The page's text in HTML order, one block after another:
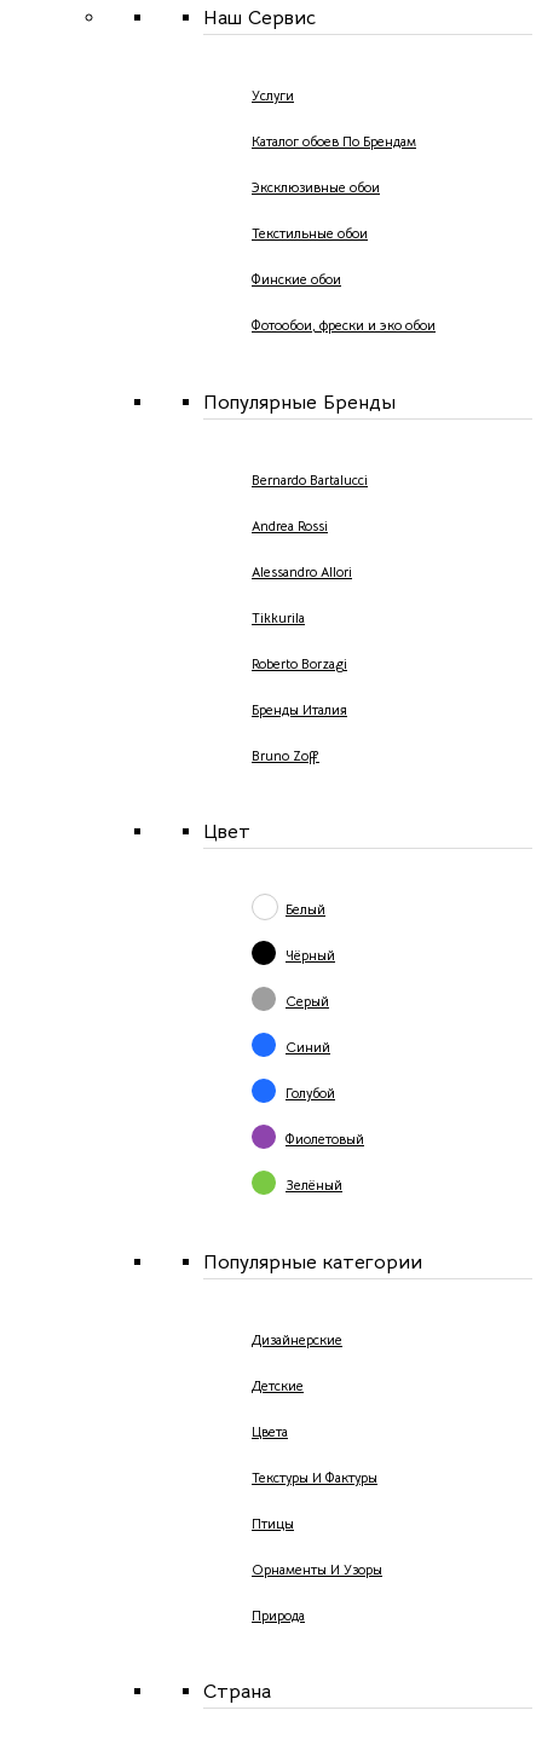
Наш Сервис
Услуги
Каталог обоев По Брендам
Эксклюзивные обои
Текстильные обои
Финские обои
Фотообои, фрески и эко обои
Популярные Бренды
Bernardo Bartalucci
Andrea Rossi
Alessandro Allori
Tikkurila
Roberto Borzagi
Бренды Италия
Bruno Zoff
Цвет
Белый
Чёрный
Серый
Синий
Голубой
Фиолетовый
Зелёный
Популярные категории
Дизайнерские
Детские
Цвета
Текстуры И Фактуры
Птицы
Орнаменты И Узоры
Природа
Страна